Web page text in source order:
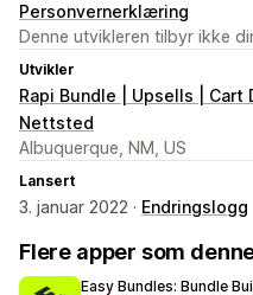
Personvernerklæring
Denne utvikleren tilbyr ikke
Utvikler
Rapi Bundle | Upsells |
Nettsted
Albuquerque, NM, US
Lansert
3. januar 2022 · Endringslogg
Flere apper som
Easy Bundles: Bundle